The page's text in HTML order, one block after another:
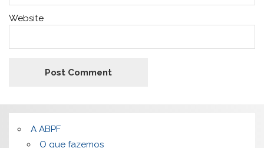
Website
A ABPF
O que fazemos